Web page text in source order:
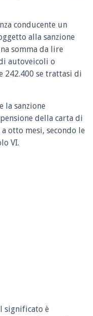
conducente un
alla sanzione
somma da lire
autoveicoli o
242.400 se trattasi di
la sanzione
della carta di
otto mesi, secondo le
VI.
significato è